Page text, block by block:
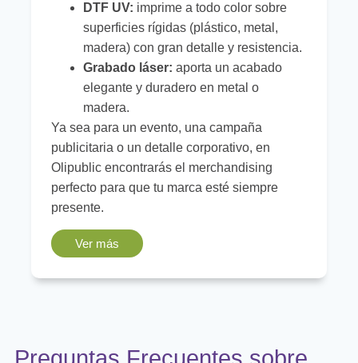
DTF UV: imprime a todo color sobre
superficies rígidas (plástico, metal,
madera) con gran detalle y resistencia.
Grabado láser: aporta un acabado
elegante y duradero en metal o
madera.
Ya sea para un evento, una campaña
publicitaria o un detalle corporativo, en
Olipublic encontrarás el merchandising
perfecto para que tu marca esté siempre
presente.
Ver más
Preguntas Frecuentes sobre